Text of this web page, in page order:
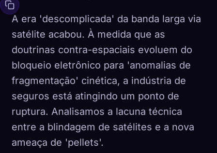
A era 'descomplicada' da banda larga via
satélite acabou. À medida que as
doutrinas contra-espaciais evoluem do
bloqueio eletrônico para 'anomalias de
fragmentação' cinética, a indústria de
seguros está atingindo um ponto de
ruptura. Analisamos a lacuna técnica
entre a blindagem de satélites e a nova
ameaça de 'pellets'.